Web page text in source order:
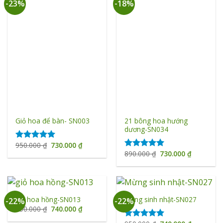
-23%
Giỏ hoa để bàn- SN003
Được xếp
950.000₫ Giá
là:
730.000₫Giá
tại
-18%
21 bông hoa hướng
dương-SN034
Được xếp
890.000₫ Giá
gốc
là:
730.000₫Giá
tại
730.000
-22%giỏ hoa hồng-SN013
950.000₫ Giá
gốc
740.000₫Giá
-22%Mừng sinh nhật-SN027